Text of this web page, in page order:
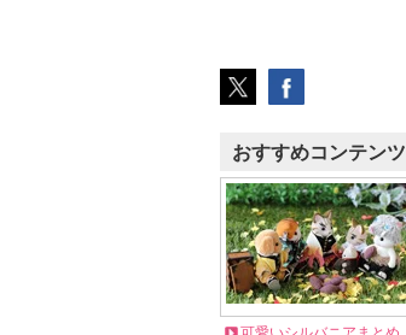
おすすめコンテンツ